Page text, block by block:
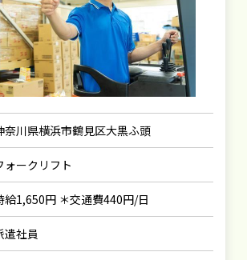
奈川県横浜市鶴見区大黒ふ頭
ォークリフト
給1,650円 ＊交通費440円/日
遣社員